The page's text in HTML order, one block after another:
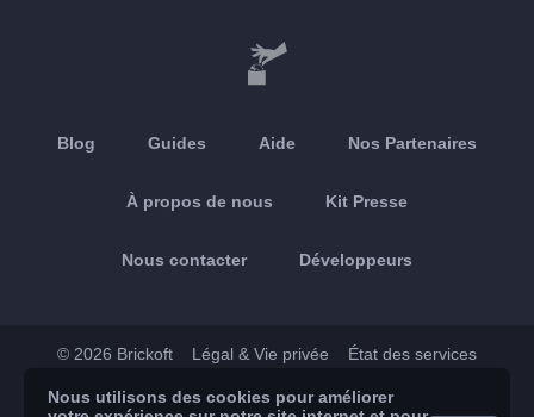
Blog Guides Aide Nos Partenaires
À propos de nous Kit Presse
Nous contacter Développeurs
© 2026 Brickoft Légal & Vie privée État des services
App Store Google Play
Nous utilisons des cookies pour améliorer